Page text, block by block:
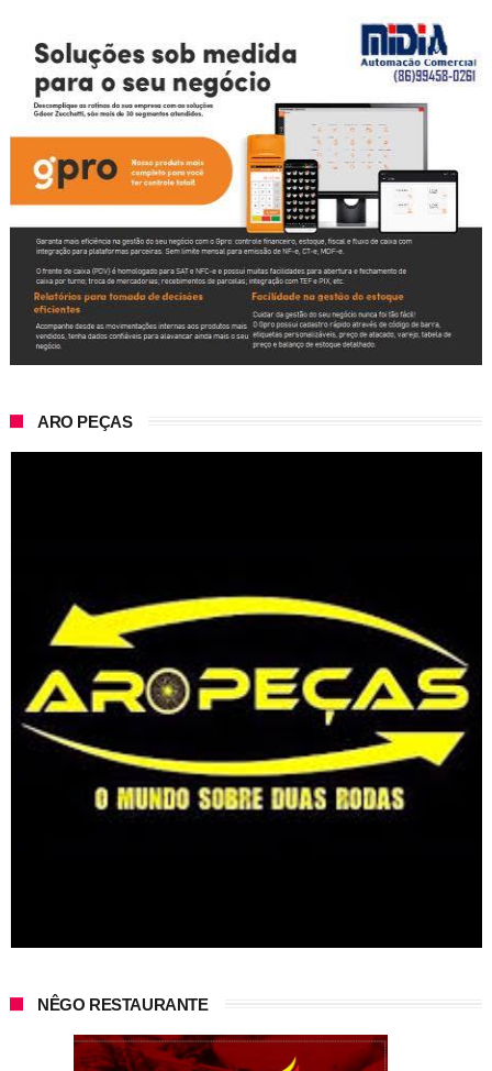
ARO PEÇAS
NÊGO RESTAURANTE